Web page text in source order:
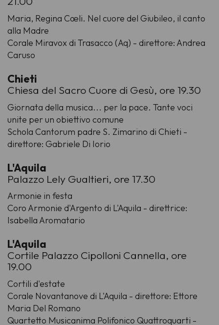
Maria, Regina Cœli. Nel cuore del Giubileo, il canto
alla Madre
Corale Miravox di Trasacco (Aq) - direttore: Andrea
Caruso
Chieti
Chiesa del Sacro Cuore di Gesù, ore 19.30
Giornata della musica... per la pace. Tante voci
unite per un obiettivo comune
Schola Cantorum padre S. Zimarino di Chieti -
direttore: Gabriele Di Iorio
L'Aquila
Palazzo Lely Gualtieri, ore 17.30
Armonie in festa
Coro Armonie d'Argento di L'Aquila - direttrice:
Isabella Aromatario
L'Aquila
Cortile Palazzo Cipolloni Cannella, ore
19.00
Cortili d'estate
Corale Novantanove di L'Aquila - direttore: Ettore
Maria Del Romano
Quartetto Musicanima Polifonico Quattroquarti -